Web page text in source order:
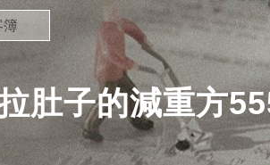
肚子的減重方
簿